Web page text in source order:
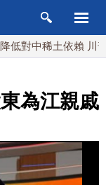
對中稀土依賴 川普宣
為江親戚